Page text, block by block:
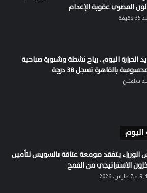
المصري عقوبة الإعدام
الحرارة اليوم.. رياح نشطة وشبورة صباحية
بالقاهرة تسجل 38 درجة
ساعتين
اليوم
الوزراء يتفقد صومعة عتاقة بالسويس لتأمين
الاستراتيجي من القمح
2026